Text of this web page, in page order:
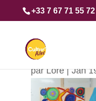
+33 7 67 71 55 72
UNE FRESQUE
FÉMINISME
parLore|Jan